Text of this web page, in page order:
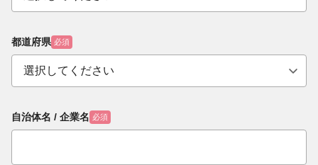
都道府県 必須
自治体名 / 企業名 必須